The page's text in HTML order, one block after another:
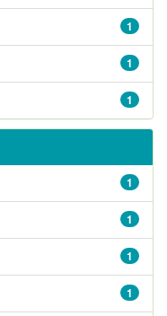
1
1
1
1
1
1
1